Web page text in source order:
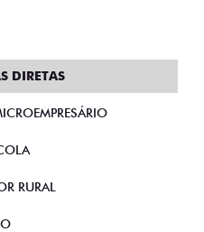
DIRETAS
RURAL